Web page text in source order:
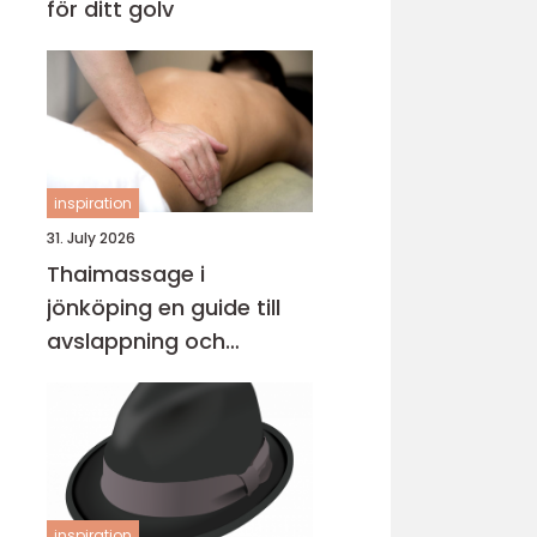
för ditt golv
inspiration
31. July 2026
Thaimassage i
jönköping en guide till
avslappning och
behandling